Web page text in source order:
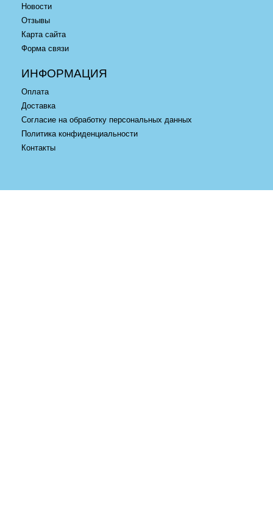
Новости
Отзывы
Карта сайта
Форма связи
ИНФОРМАЦИЯ
Оплата
Доставка
Согласие на обработку персональных данных
Политика конфиденциальности
Контакты